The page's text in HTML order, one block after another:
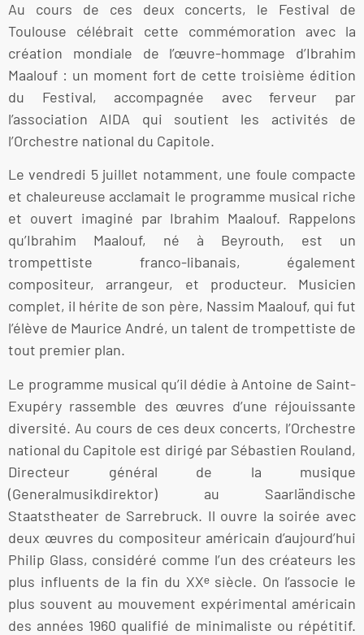
Au cours de ces deux concerts, le Festival de
Toulouse célébrait cette commémoration avec la
création mondiale de l’œuvre-hommage d’Ibrahim
Maalouf : un moment fort de cette troisième édition
du Festival, accompagnée avec ferveur par
l’association AIDA qui soutient les activités de
l’Orchestre national du Capitole.
Le vendredi 5 juillet notamment, une foule compacte
et chaleureuse acclamait le programme musical riche
et ouvert imaginé par Ibrahim Maalouf. Rappelons
qu’Ibrahim Maalouf, né à Beyrouth, est un
trompettiste franco-libanais, également
compositeur, arrangeur, et producteur. Musicien
complet, il hérite de son père, Nassim Maalouf, qui fut
l’élève de Maurice André, un talent de trompettiste de
tout premier plan.
Le programme musical qu’il dédie à Antoine de Saint-
Exupéry rassemble des œuvres d’une réjouissante
diversité. Au cours de ces deux concerts, l’Orchestre
national du Capitole est dirigé par Sébastien Rouland,
Directeur général de la musique
(Generalmusikdirektor) au Saarländische
Staatstheater de Sarrebruck. Il ouvre la soirée avec
deux œuvres du compositeur américain d’aujourd’hui
Philip Glass, considéré comme l’un des créateurs les
plus influents de la fin du XXᵉ siècle. On l’associe le
plus souvent au mouvement expérimental américain
des années 1960 qualifié de minimaliste ou répétitif.